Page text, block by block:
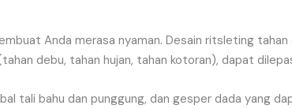
Anda merasa nyaman. Desain ritsleting tahan
tahan debu, tahan hujan, tahan kotoran), dapat
tali bahu dan punggung, dan gesper dada yang